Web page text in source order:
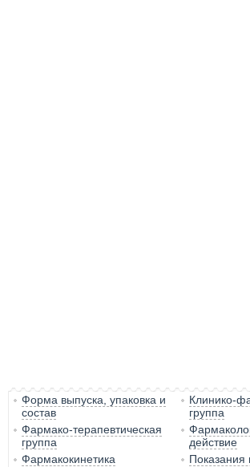
Форма выпуска, упаковка и
состав
Клинико-
группа
Фармако-терапевтическая
группа
действие
Фармакокинетика
Показания